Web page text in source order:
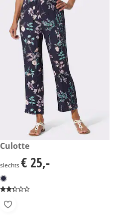
€ 25,-
Culotte
€ 25,-
slechts € 25,-